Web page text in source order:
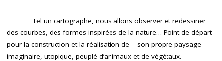
Tel un cartographe, nous allons observer et redessiner
des courbes, des formes inspirées de la nature… Point de départ
pour la construction et la réalisation de son propre paysage
imaginaire, utopique, peuplé d’animaux et de végétaux.